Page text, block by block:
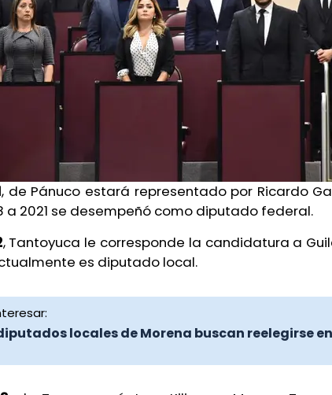
, de Pánuco estará representado por Ricardo
a 2021 se desempeñó como diputado federal.
, Tantoyuca le corresponde la candidatura a
es diputado local.
locales de Morena buscan reelegirse en